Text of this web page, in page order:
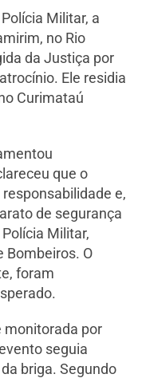
Militar, a
no Rio
da Justiça por
Ele residia
Curimataú
que o
e,
de segurança
Militar,
Bombeiros. O
foram
monitorada por
seguia
briga. Segundo